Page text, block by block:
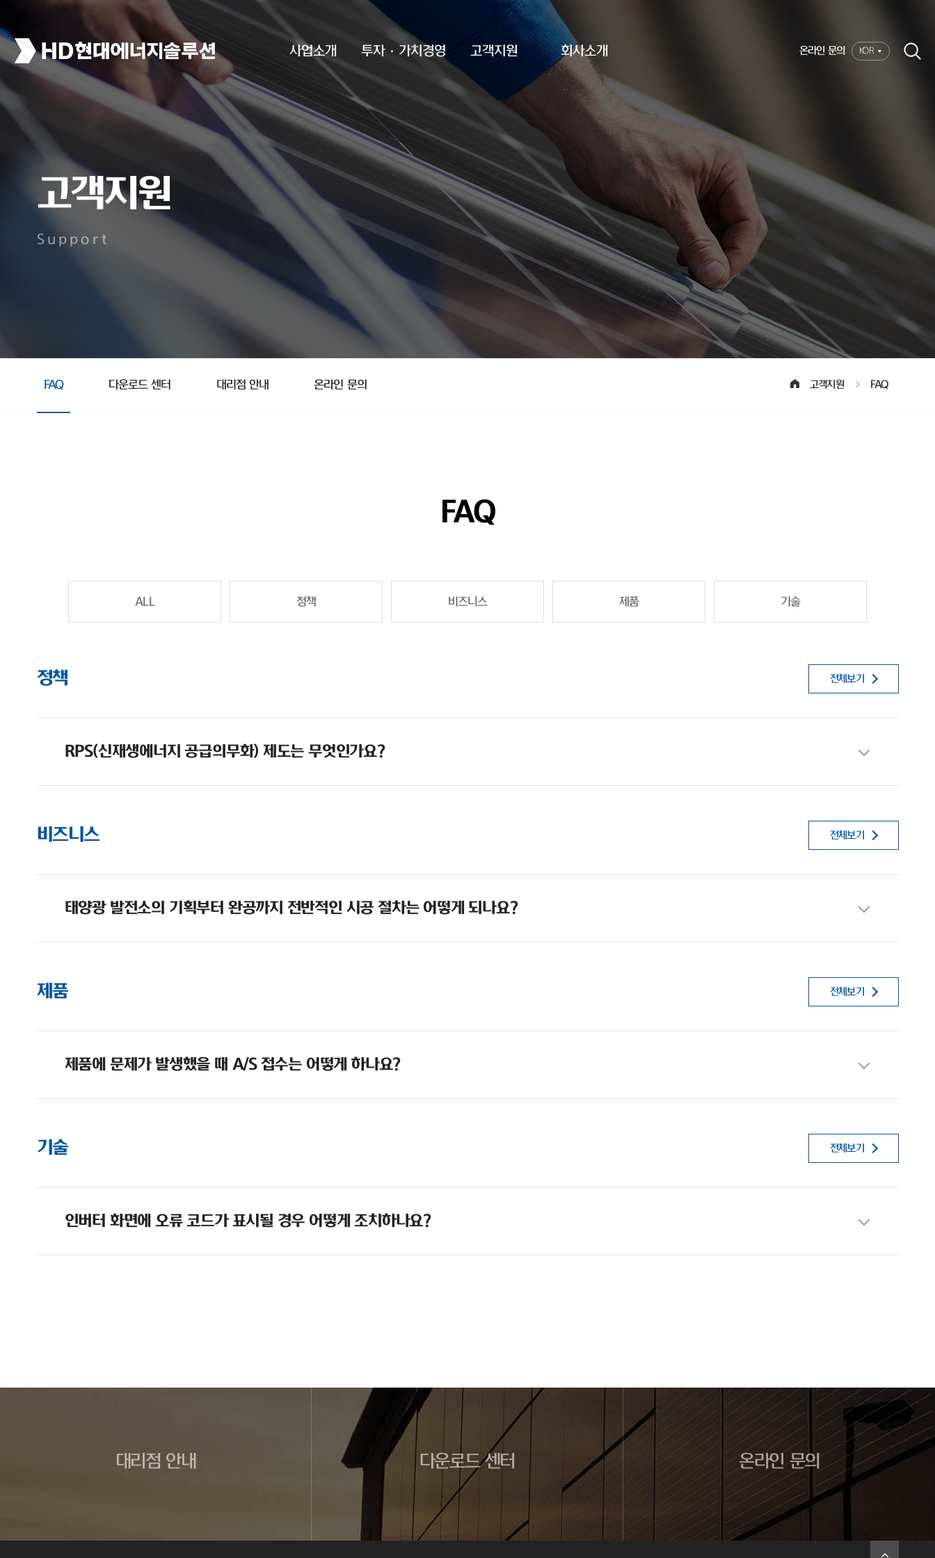
사업소개 투자·가치경영 고객지원 회사소개 온라인 문의 KOR
고객지원
Support
FAQ 다운로드 센터 대리점 안내 온라인 문의 고객지원 FAQ
FAQ
ALL 정책 비즈니스 제품 기술
정책 전체보기
RPS(신재생에너지 공급의무화) 제도는 무엇인가요?
비즈니스 전체보기
태양광 발전소의 기획부터 완공까지 전반적인 시공 절차는 어떻게 되나요?
제품 전체보기
제품에 문제가 발생했을 때 A/S 접수는 어떻게 하나요?
기술 전체보기
인버터 화면에 오류 코드가 표시될 경우 어떻게 조치하나요?
대리점 안내 다운로드 센터 온라인 문의